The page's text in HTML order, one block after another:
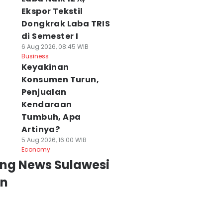
Ekspor Tekstil
Dongkrak Laba TRIS
di Semester I
6 Aug 2026, 08:45 WIB
Business
Keyakinan
Konsumen Turun,
Penjualan
Kendaraan
Tumbuh, Apa
Artinya?
5 Aug 2026, 16:00 WIB
Economy
News Sulawesi